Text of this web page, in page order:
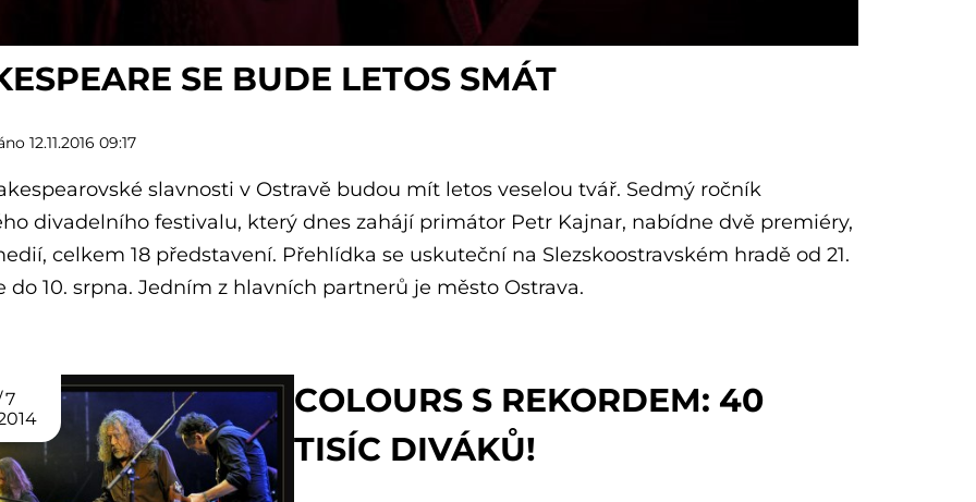
SE BUDE LETOS SMÁT
12.11.2016 09:17
slavnosti v Ostravě budou mít letos veselou tvář. Sedmý ročník
divadelního festivalu, který dnes zahájí primátor Petr Kajnar, nabídne dvě premiéry,
celkem 18 představení. Přehlídka se uskuteční na Slezskoostravském hradě od 21.
do 10. srpna. Jedním z hlavních partnerů je město Ostrava.
7
COLOURS S REKORDEM: 40
TISÍC DIVÁKŮ!